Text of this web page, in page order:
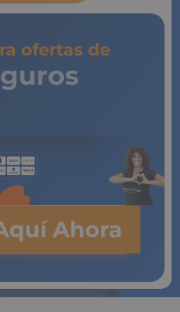
ofertas de
Ahora